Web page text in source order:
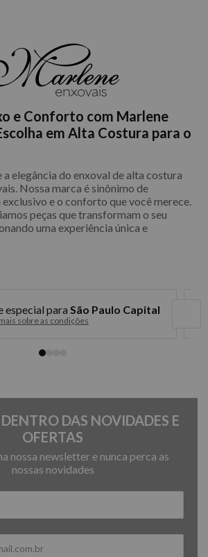
e Conforto com Marlene
em Alta Costura para o
a elegância do enxoval de alta costura
Nossa marca é sinônimo de
e o conforto que você merece.
peças que transformam o seu
uma experiência única e
especial para São Paulo Capital
sobre as condições
DAS NOVIDADES E
OFERTAS
nossa newsletter e nunca perca as
nossas novidades